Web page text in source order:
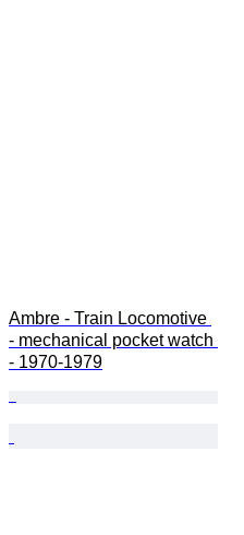
Ambre - Train Locomotive
- mechanical pocket watch
- 1970-1979